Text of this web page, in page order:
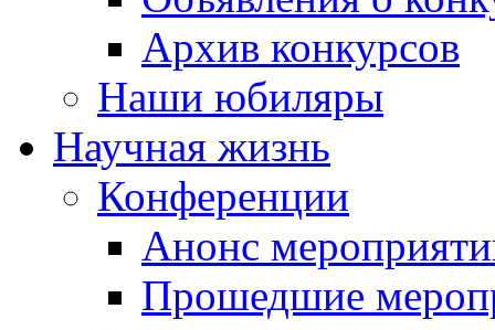
Архив конкурсов
Наши юбиляры
Научная жизнь
Конференции
Анонс
Прошедшие